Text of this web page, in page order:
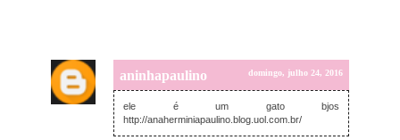
aninhapaulino domingo, julho 24, 2016
ele é um gato bjos
http://anaherminiapaulino.blog.uol.com.br/